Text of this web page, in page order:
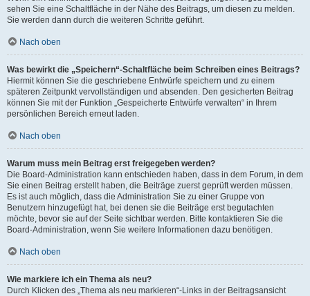
sehen Sie eine Schaltfläche in der Nähe des Beitrags, um diesen zu melden.
Sie werden dann durch die weiteren Schritte geführt.
Nach oben
Was bewirkt die „Speichern“-Schaltfläche beim Schreiben eines Beitrags?
Hiermit können Sie die geschriebene Entwürfe speichern und zu einem
späteren Zeitpunkt vervollständigen und absenden. Den gesicherten Beitrag
können Sie mit der Funktion „Gespeicherte Entwürfe verwalten“ in Ihrem
persönlichen Bereich erneut laden.
Nach oben
Warum muss mein Beitrag erst freigegeben werden?
Die Board-Administration kann entschieden haben, dass in dem Forum, in dem
Sie einen Beitrag erstellt haben, die Beiträge zuerst geprüft werden müssen.
Es ist auch möglich, dass die Administration Sie zu einer Gruppe von
Benutzern hinzugefügt hat, bei denen sie die Beiträge erst begutachten
möchte, bevor sie auf der Seite sichtbar werden. Bitte kontaktieren Sie die
Board-Administration, wenn Sie weitere Informationen dazu benötigen.
Nach oben
Wie markiere ich ein Thema als neu?
Durch Klicken des „Thema als neu markieren“-Links in der Beitragsansicht